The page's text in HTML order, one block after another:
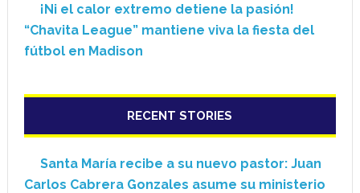
¡Ni el calor extremo detiene la pasión!
“Chavita League” mantiene viva la fiesta del
fútbol en Madison
RECENT STORIES
Santa María recibe a su nuevo pastor: Juan
Carlos Cabrera Gonzales asume su ministerio